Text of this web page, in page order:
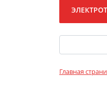
Главная